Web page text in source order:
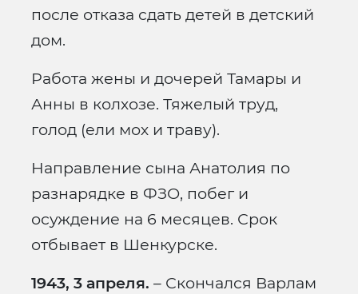
после отказа сдать детей в детский
дом.
Работа жены и дочерей Тамары и
Анны в колхозе. Тяжелый труд,
голод (ели мох и траву).
Направление сына Анатолия по
разнарядке в ФЗО, побег и
осуждение на 6 месяцев. Срок
отбывает в Шенкурске.
1943, 3 апреля. – Скончался Варлам